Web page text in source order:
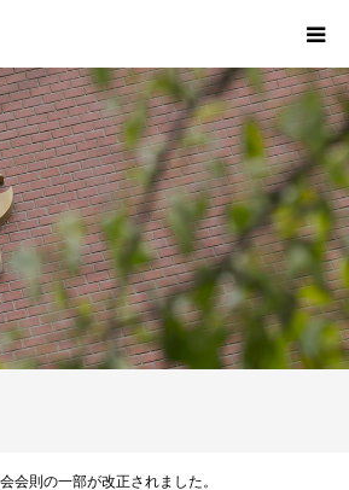
会則の一部が改正されました。